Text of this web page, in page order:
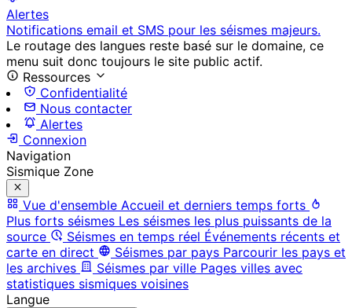
Alertes
Notifications email et SMS pour les séismes majeurs.
Le routage des langues reste basé sur le domaine, ce
menu suit donc toujours le site public actif.
Ressources
Confidentialité
Nous contacter
Alertes
Connexion
Navigation
Sismique Zone
Vue d'ensemble Accueil et derniers temps forts
Plus forts séismes Les séismes les plus puissants de la
source
Séismes en temps réel Événements récents et
carte en direct
Séismes par pays Parcourir les pays et
les archives
Séismes par ville Pages villes avec
statistiques sismiques voisines
Langue